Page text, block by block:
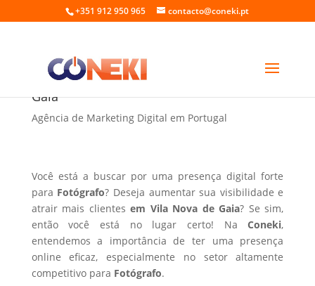
+351 912 950 965 contacto@coneki.pt
Criar site para Fotógrafo em Vila Nova de
Gaia
Agência de Marketing Digital em Portugal
Você está a buscar por uma presença digital forte
para Fotógrafo? Deseja aumentar sua visibilidade e
atrair mais clientesem Vila Nova de Gaia? Se sim,
então você está no lugar certo! NaConeki,
entendemos a importância de ter uma presença
online eficaz, especialmente no setor altamente
competitivo para Fotógrafo.